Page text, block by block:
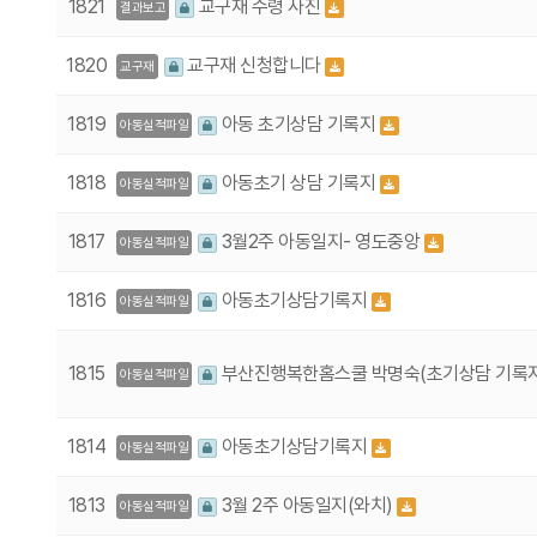
1821 결과보고 교구재 수령 사진
1820 교구재 교구재 신청합니다
1819 아동실적파일 아동 초기상담 기록지
1818 아동실적파일 아동초기 상담 기록지
1817 아동실적파일 3월2주 아동일지- 영도중앙
1816 아동실적파일 아동초기상담기록지
1815 아동실적파일 부산진행복한홈스쿨 박명숙(초기상담 기록
1814 아동실적파일 아동초기상담기록지
1813 아동실적파일 3월 2주 아동일지(와치)